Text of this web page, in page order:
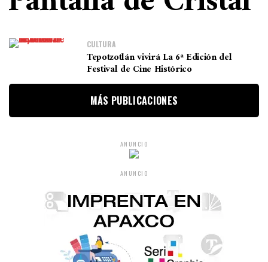
CULTURA
Tepotzotlán vivirá La 6ª Edición del
Festival de Cine Histórico
MÁS PUBLICACIONES
ANUNCIO
ANUNCIO